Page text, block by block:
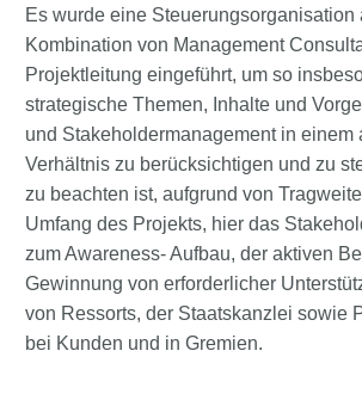
Es wurde eine Steuerungsorganisation
Kombination von Management
Projektleitung eingeführt, um so
strategische Themen, Inhalte und
und Stakeholdermanagement in einem
Verhältnis zu berücksichtigen und zu
zu beachten ist, aufgrund von
Umfang des Projekts, hier das
zum Awareness- Aufbau, der aktiven
Gewinnung von erforderlicher
von Ressorts, der Staatskanzlei sowie
bei Kunden und in Gremien.